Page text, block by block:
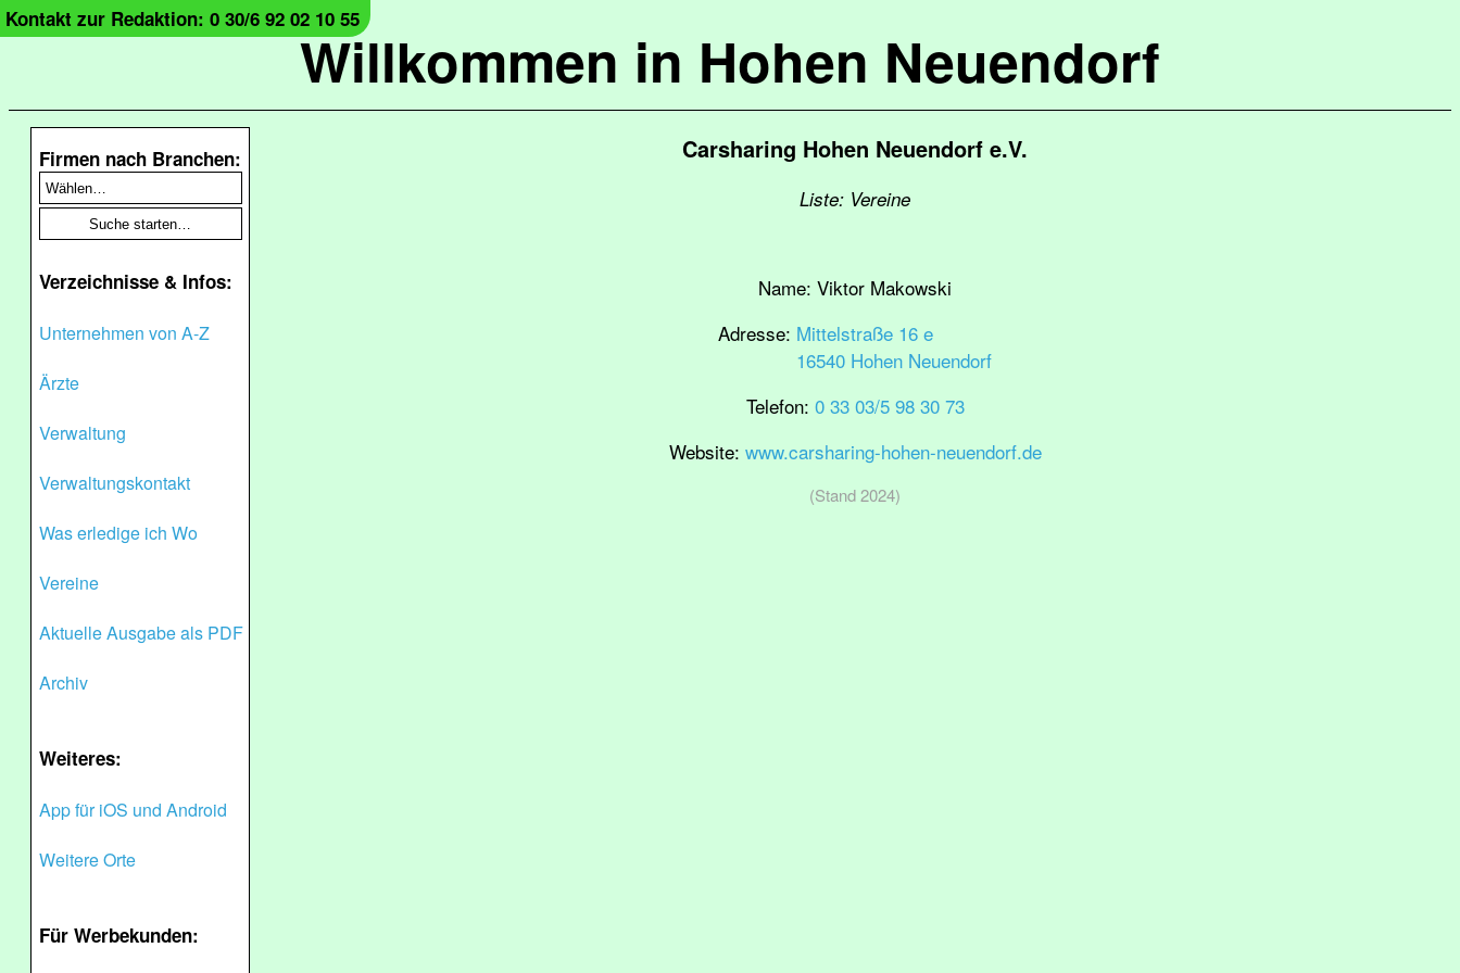
Willkommen in Hohen Neuendorf
Kontakt zur Redaktion: 0 30/6 92 02 10 55
Firmen nach Branchen:
Verzeichnisse & Infos:
Unternehmen von A-Z
Ärzte
Verwaltung
Verwaltungskontakt
Was erledige ich Wo
Vereine
Aktuelle Ausgabe als PDF
Archiv
Weiteres:
App für iOS und Android
Weitere Orte
Für Werbekunden:
Carsharing Hohen Neuendorf e.V.
Liste: Vereine
Name: Viktor Makowski
Adresse: Mittelstraße 16 e
16540 Hohen Neuendorf
Telefon: 0 33 03/5 98 30 73
Website: www.carsharing-hohen-neuendorf.de
(Stand 2024)